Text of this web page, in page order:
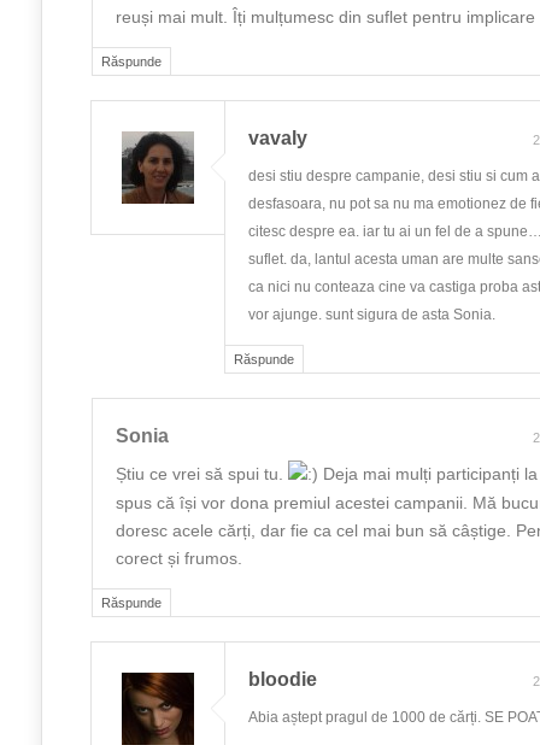
Răspunde
reuși mai mult. Îți mulțumesc din suflet pentru
Răspunde
vavaly
desi stiu despre campanie, desi stiu si cum
desfasoara, nu pot sa nu ma emotionez de
citesc despre ea. iar tu ai un fel de a
suflet. da, lantul acesta uman are multe
ca nici nu conteaza cine va castiga proba
vor ajunge. sunt sigura de asta Sonia.
Răspunde
Sonia
Știu ce vrei să spui tu.
Deja mai mulți participanți
spus că își vor dona premiul acestei campanii. Mă
doresc acele cărți, dar fie ca cel mai bun să câștige.
corect și frumos.
bloodie
Abia aștept pragul de 1000 de cărți. SE